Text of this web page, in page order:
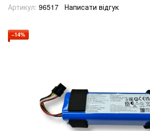
Артикул: 96517 Написати відгук
−14%